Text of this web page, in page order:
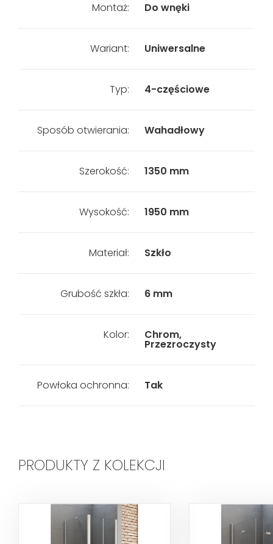
Montaż: Do wnęki
Wariant: Uniwersalne
Typ: 4-częściowe
Sposób otwierania: Wahadłowy
Szerokość: 1350 mm
Wysokość: 1950 mm
Materiał: Szkło
Grubość szkła: 6 mm
Kolor: Chrom,
Przezroczysty
Powłoka ochronna: Tak
PRODUKTY Z KOLEKCJI